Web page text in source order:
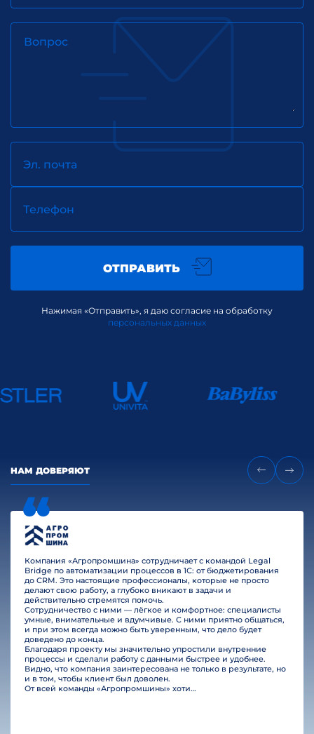
Вопрос
Эл. почта
Телефон
ОТПРАВИТЬ
Нажимая «Отправить», я даю согласие на обработку
персональных данных
НАМ ДОВЕРЯЮТ
Компания «Агропромшина» сотрудничает с командой Legal
Bridge по автоматизации процессов в 1С: от бюджетирования
до CRM. Это настоящие профессионалы, которые не просто
делают свою работу, а глубоко вникают в задачи и
действительно стремятся помочь.
Сотрудничество с ними — лёгкое и комфортное: специалисты
умные, внимательные и вдумчивые. С ними приятно общаться,
и при этом всегда можно быть уверенным, что дело будет
доведено до конца.
Благодаря проекту мы значительно упростили внутренние
процессы и сделали работу с данными быстрее и удобнее.
Видно, что компания заинтересована не только в результате, но
и в том, чтобы клиент был доволен.
От всей команды «Агропромшины» хотим поблагодарить специалистов Legal Bridge за отличную работу и человеческое отношение.…